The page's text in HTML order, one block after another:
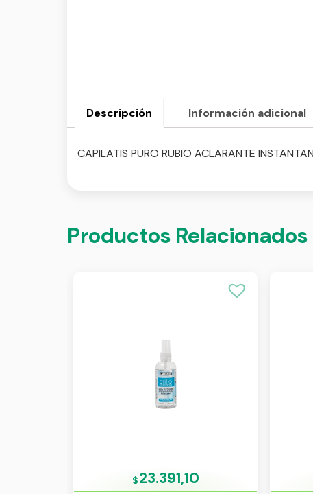
Descripción Información adicional
CAPILATIS PURO RUBIO ACLARANTE
Productos Relacionados
$23.391,10